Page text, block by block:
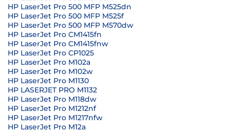
HP LaserJet Pro 500 MFP M525dn
HP LaserJet Pro 500 MFP M525f
HP LaserJet Pro 500 MFP M570dw
HP LaserJet Pro CM1415fn
HP LaserJet Pro CM1415fnw
HP LaserJet Pro CP1025
HP LaserJet Pro M102a
HP LaserJet Pro M102w
HP LaserJet Pro M1130
HP LASERJET PRO M1132
HP LaserJet Pro M118dw
HP LaserJet Pro M1212nf
HP LaserJet Pro M1217nfw
HP LaserJet Pro M12a